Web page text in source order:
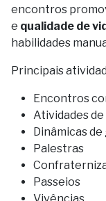
encontros
e qualidade de
habilidades
Principais
Encontros
Atividades
Dinâmicas
Palestras
Passeios